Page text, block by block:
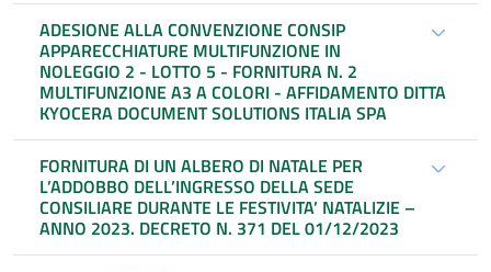
ADESIONE ALLA CONVENZIONE CONSIP
APPARECCHIATURE MULTIFUNZIONE IN
NOLEGGIO 2 - LOTTO 5 - FORNITURA N. 2
MULTIFUNZIONE A3 A COLORI - AFFIDAMENTO DITTA
KYOCERA DOCUMENT SOLUTIONS ITALIA SPA
FORNITURA DI UN ALBERO DI NATALE PER
L’ADDOBBO DELL’INGRESSO DELLA SEDE
CONSILIARE DURANTE LE FESTIVITA’ NATALIZIE –
ANNO 2023. DECRETO N. 371 DEL 01/12/2023